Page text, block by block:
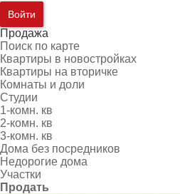
Войти
Продажа
Поиск по карте
Квартиры в новостройках
Квартиры на вторичке
Комнаты и доли
Студии
1-комн. кв
2-комн. кв
3-комн. кв
Дома без посредников
Недорогие дома
Участки
Продать